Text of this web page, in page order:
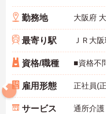
勤務地
最寄り駅
資格/職種 ■資格不
雇用形態 正社員(
サービス 通所介護